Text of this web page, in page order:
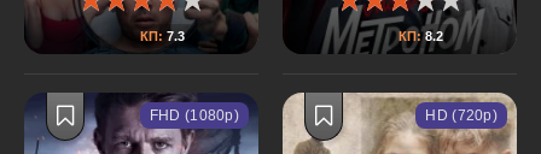
КП: 7.3 КП:8.2
FHD (1080p) HD (720p)